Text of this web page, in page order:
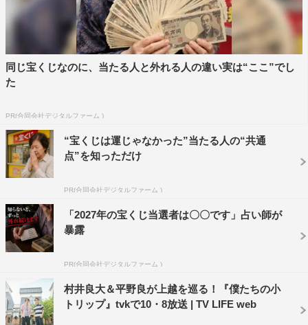
同じ宝くじなのに、当たる人と外れる人の違い実は“ここ”でし
た
PR(合同会社デジタルファーム )
“宝くじは運じゃなかった”当たる人の“共通
点”を知っただけ
PR(合同会社デジタルファーム )
「2027年の宝くじ当選者は〇〇です」占い師が
暴露
PR(合同会社デジタルファーム )
村井良大＆平野良が上越を巡る！『僕たちの小
トリップ』tvkで10・8放送 | TV LIFE web